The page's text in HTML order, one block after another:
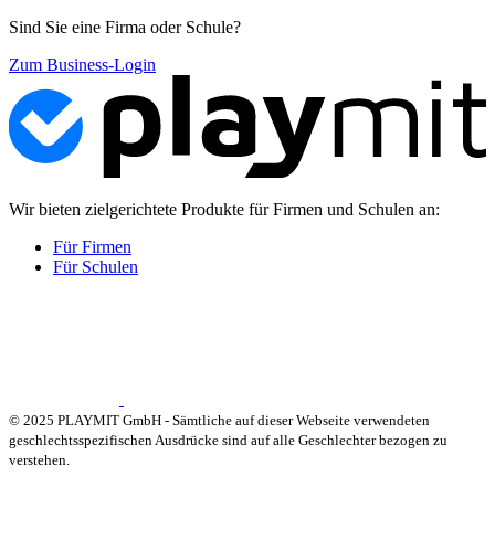
Sind Sie eine Firma oder Schule?
Zum Business-Login
Wir bieten zielgerichtete Produkte für Firmen und Schulen an:
Für Firmen
Für Schulen
© 2025 PLAYMIT GmbH - Sämtliche auf dieser Webseite verwendeten
geschlechtsspezifischen Ausdrücke sind auf alle Geschlechter bezogen zu
verstehen.